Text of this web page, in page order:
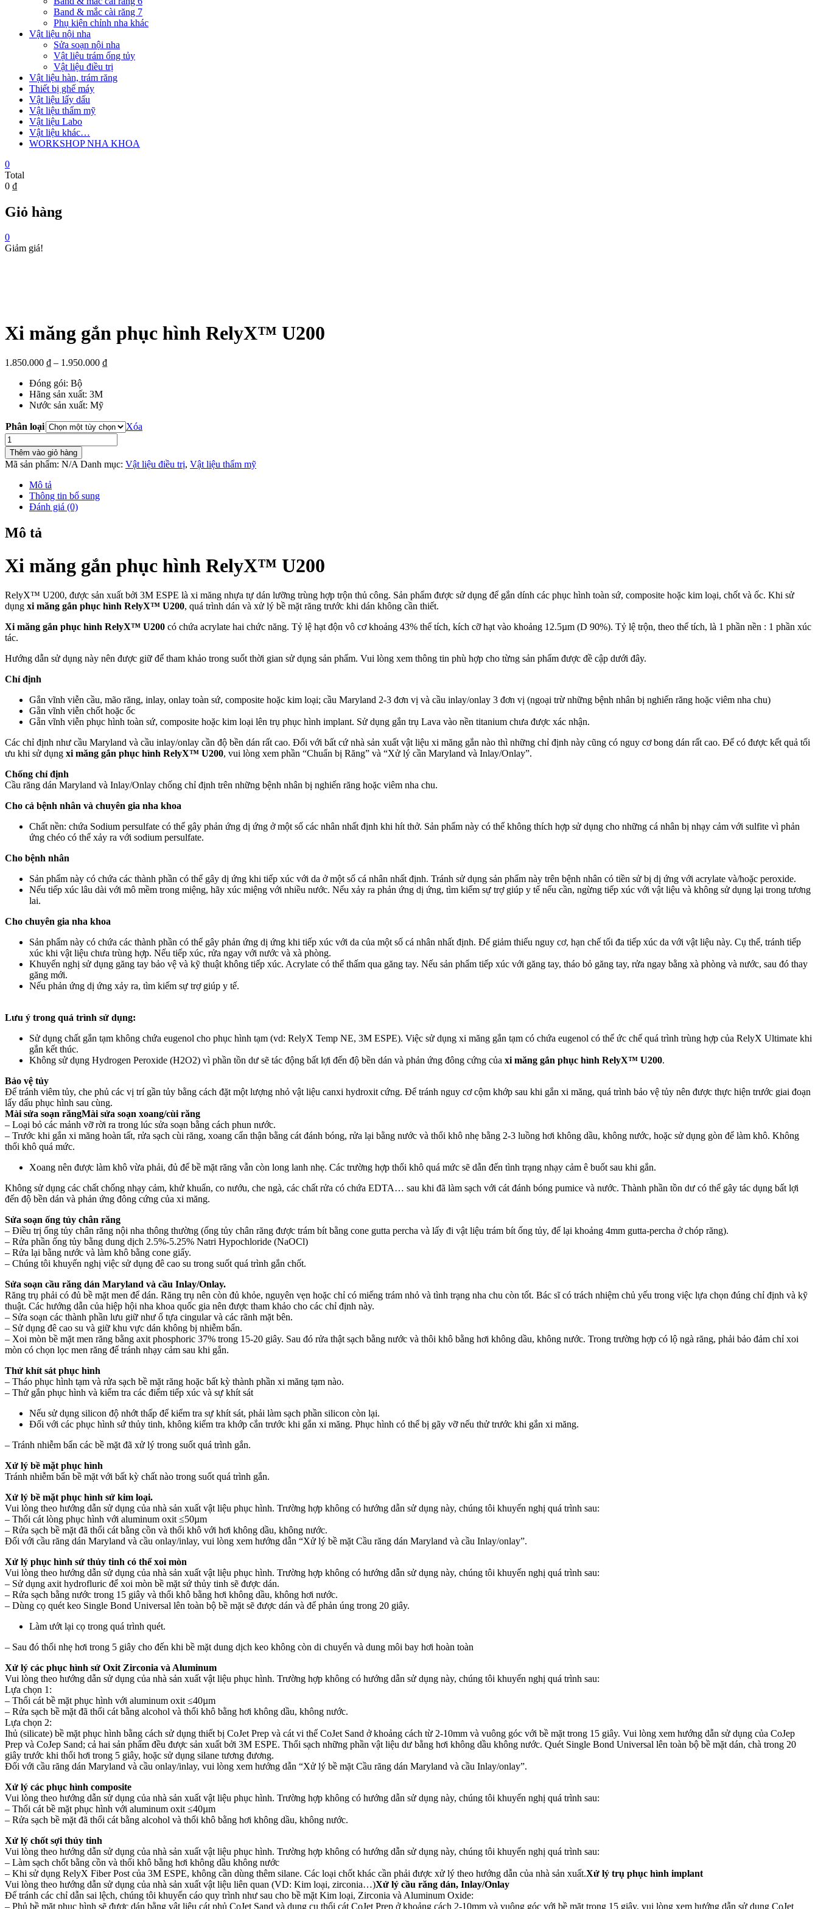
Band & mắc cài răng 7
Phụ kiện chỉnh nha khác
Vật liệu nội nha
Sửa soạn nội nha
Vật liệu trám ống tủy
Vật liệu điều trị
Vật liệu hàn, trám răng
Thiết bị ghế máy
Vật liệu lấy dấu
Vật liệu thẩm mỹ
Vật liệu Labo
Vật liệu khác…
WORKSHOP NHA KHOA
0
Total
0 ₫
Giỏ hàng
0
Giảm giá!
Xi măng gắn phục hình RelyX™ U200
1.850.000 ₫ – 1.950.000 ₫
Đóng gói: Bộ
Hãng sản xuất: 3M
Nước sản xuất: Mỹ
Phân loại
Xóa
Xi
măng
gắn
phục
hình
RelyX™
U200
lượng
Thêm vào giỏ hàng
Mã sản phẩm: N/A Danh mục: Vật liệu điều trị, Vật liệu thẩm mỹ
Mô tả
Thông tin bổ sung
Đánh giá (0)
Mô tả
Xi măng gắn phục hình RelyX™ U200
RelyX™ U200, được sản xuất bởi 3M ESPE là xi măng nhựa tự dán lưỡng trùng hợp trộn thủ công. Sản phẩm được sử dụng để gắn dính các phục hình toàn sứ, composite hoặc kim loại, chốt và ốc. Khi sử
dụng xi măng gắn phục hình RelyX™ U200, quá trình dán và xử lý bề mặt răng trước khi dán không cần thiết.
Xi măng gắn phục hình RelyX™ U200 có chứa acrylate hai chức năng. Tỷ lệ hạt độn vô cơ khoảng 43% thể tích, kích cỡ hạt vào khoảng 12.5µm (D 90%). Tỷ lệ trộn, theo thể tích, là 1 phần nền : 1 phần xúc
tác.
Hướng dẫn sử dụng này nên được giữ để tham khảo trong suốt thời gian sử dụng sản phẩm. Vui lòng xem thông tin phù hợp cho từng sản phẩm được đề cập dưới đây.
Chỉ định
Gắn vĩnh viễn cầu, mão răng, inlay, onlay toàn sứ, composite hoặc kim loại; cầu Maryland 2-3 đơn vị và cầu inlay/onlay 3 đơn vị (ngoại trừ những bệnh nhân bị nghiến răng hoặc viêm nha chu)
Gẵn vĩnh viễn chốt hoặc ốc
Gẵn vĩnh viễn phục hình toàn sứ, composite hoặc kim loại lên trụ phục hình implant. Sử dụng gắn trụ Lava vào nền titanium chưa được xác nhận.
Các chỉ định như cầu Maryland và cầu inlay/onlay cần độ bền dán rất cao. Đối với bất cứ nhà sản xuất vật liệu xi măng gắn nào thì những chỉ định này cũng có nguy cơ bong dán rất cao. Để có được kết quả tối
ưu khi sử dụng xi măng gắn phục hình RelyX™ U200, vui lòng xem phần “Chuẩn bị Răng” và “Xử lý cần Maryland và Inlay/Onlay”.
Chống chỉ định
Cầu răng dán Maryland và Inlay/Onlay chống chỉ định trên những bệnh nhân bị nghiến răng hoặc viêm nha chu.
Cho cả bệnh nhân và chuyên gia nha khoa
Chất nền: chứa Sodium persulfate có thể gây phản ứng dị ứng ở một số các nhân nhất định khi hít thở. Sản phẩm này có thể không thích hợp sử dụng cho những cá nhân bị nhạy cảm với sulfite vì phản
ứng chéo có thể xảy ra với sodium persulfate.
Cho bệnh nhân
Sản phẩm này có chứa các thành phần có thể gây dị ứng khi tiếp xúc với da ở một số cá nhân nhất định. Tránh sử dụng sản phẩm này trên bệnh nhân có tiền sử bị dị ứng với acrylate và/hoặc peroxide.
Nếu tiếp xúc lâu dài với mô mềm trong miệng, hãy xúc miệng với nhiều nước. Nếu xảy ra phản ứng dị ứng, tìm kiếm sự trợ giúp y tế nếu cần, ngừng tiếp xúc với vật liệu và không sử dụng lại trong tương
lai.
Cho chuyên gia nha khoa
Sản phẩm này có chứa các thành phần có thể gây phản ứng dị ứng khi tiếp xúc với da của một số cá nhân nhất định. Để giảm thiểu nguy cơ, hạn chế tối đa tiếp xúc da với vật liệu này. Cụ thể, tránh tiếp
xúc khi vật liệu chưa trùng hợp. Nếu tiếp xúc, rửa ngay với nước và xà phòng.
Khuyến nghị sử dụng găng tay bảo vệ và kỹ thuật không tiếp xúc. Acrylate có thể thấm qua găng tay. Nếu sản phẩm tiếp xúc với găng tay, tháo bỏ găng tay, rửa ngay bằng xà phòng và nước, sau đó thay
găng mới.
Nếu phản ứng dị ứng xảy ra, tìm kiếm sự trợ giúp y tế.
Lưu ý trong quá trình sử dụng:
Sử dụng chất gắn tạm không chứa eugenol cho phục hình tạm (vd: RelyX Temp NE, 3M ESPE). Việc sử dụng xi măng gắn tạm có chứa eugenol có thể ức chế quá trình trùng hợp của RelyX Ultimate khi
gắn kết thúc.
Không sử dụng Hydrogen Peroxide (H2O2) vì phần tồn dư sẽ tác động bất lợi đến độ bền dán và phản ứng đông cứng của xi măng gắn phục hình RelyX™ U200.
Bảo vệ tủy
Để tránh viêm tủy, che phủ các vị trí gần tủy bằng cách đặt một lượng nhỏ vật liệu canxi hydroxit cứng. Để tránh nguy cơ cộm khớp sau khi gắn xi măng, quá trình bảo vệ tủy nên được thực hiện trước giai đoạn
lấy dấu phục hình sau cùng.
Mài sửa soạn răngMài sửa soạn xoang/cùi răng
– Loại bỏ các mảnh vỡ rời ra trong lúc sửa soạn bằng cách phun nước.
– Trước khi gắn xi măng hoàn tất, rửa sạch cùi răng, xoang cẩn thận bằng cát đánh bóng, rửa lại bằng nước và thổi khô nhẹ bằng 2-3 luồng hơi không dầu, không nước, hoặc sử dụng gòn để làm khô. Không
thổi khô quá mức.
Xoang nên được làm khô vừa phải, đủ để bề mặt răng vẫn còn long lanh nhẹ. Các trường hợp thổi khô quá mức sẽ dẫn đến tình trạng nhạy cảm ê buốt sau khi gắn.
Không sử dụng các chất chống nhạy cảm, khử khuẩn, co nướu, che ngà, các chất rửa có chứa EDTA… sau khi đã làm sạch với cát đánh bóng pumice và nước. Thành phần tồn dư có thể gây tác dụng bất lợi
đến độ bền dán và phản ứng đông cứng của xi măng.
Sửa soạn ống tủy chân răng
– Điều trị ống tủy chân răng nội nha thông thường (ống tủy chân răng được trám bít bằng cone gutta percha và lấy đi vật liệu trám bít ống tủy, để lại khoảng 4mm gutta-percha ở chóp răng).
– Rửa phần ống tủy bằng dung dịch 2.5%-5.25% Natri Hypochloride (NaOCl)
– Rửa lại bằng nước và làm khô bằng cone giấy.
– Chúng tôi khuyến nghị việc sử dụng đê cao su trong suốt quá trình gắn chốt.
Sửa soạn cầu răng dán Maryland và cầu Inlay/Onlay.
Răng trụ phải có đủ bề mặt men để dán. Răng trụ nên còn đủ khỏe, nguyên vẹn hoặc chỉ có miếng trám nhỏ và tình trạng nha chu còn tốt. Bác sĩ có trách nhiệm chủ yếu trong việc lựa chọn đúng chỉ định và kỹ
thuật. Các hướng dẫn của hiệp hội nha khoa quốc gia nên được tham khảo cho các chỉ định này.
– Sửa soạn các thành phần lưu giữ như ổ tựa cingular và các rãnh mặt bên.
– Sử dụng đê cao su và giữ khu vực dán không bị nhiễm bẩn.
– Xoi mòn bề mặt men răng bằng axit phosphoric 37% trong 15-20 giây. Sau đó rửa thật sạch bằng nước và thôi khô bằng hơi không dầu, không nước. Trong trường hợp có lộ ngà răng, phải bảo đảm chỉ xoi
mòn có chọn lọc men răng để tránh nhạy cảm sau khi gắn.
Thử khít sát phục hình
– Tháo phục hình tạm và rửa sạch bề mặt răng hoặc bất kỳ thành phần xi măng tạm nào.
– Thử gắn phục hình và kiểm tra các điểm tiếp xúc và sự khít sát
Nếu sử dụng silicon độ nhớt thấp để kiểm tra sự khít sát, phải làm sạch phần silicon còn lại.
Đối với các phục hình sứ thủy tinh, không kiểm tra khớp cắn trước khi gắn xi măng. Phục hình có thể bị gãy vỡ nếu thử trước khi gắn xi măng.
– Tránh nhiễm bẩn các bề mặt đã xử lý trong suốt quá trình gắn.
Xử lý bề mặt phục hình
Tránh nhiễm bẩn bề mặt với bất kỳ chất nào trong suốt quá trình gắn.
Xử lý bề mặt phục hình sứ kim loại.
Vui lòng theo hướng dẫn sử dụng của nhà sản xuất vật liệu phục hình. Trường hợp không có hướng dẫn sử dụng này, chúng tôi khuyến nghị quá trình sau:
– Thổi cát lòng phục hình với aluminum oxit ≤50µm
– Rửa sạch bề mặt đã thổi cát bằng cồn và thổi khô với hơi không dầu, không nước.
Đối với cầu răng dán Maryland và cầu onlay/inlay, vui lòng xem hướng dẫn “Xử lý bề mặt Cầu răng dán Maryland và cầu Inlay/onlay”.
Xử lý phục hình sứ thủy tinh có thể xoi mòn
Vui lòng theo hướng dẫn sử dụng của nhà sản xuất vật liệu phục hình. Trường hợp không có hướng dẫn sử dụng này, chúng tôi khuyến nghị quá trình sau:
– Sử dụng axit hydrofluric để xoi mòn bề mặt sứ thủy tinh sẽ được dán.
– Rửa sạch bằng nước trong 15 giây và thổi khô bằng hơi không dầu, không hơi nước.
– Dùng cọ quét keo Single Bond Universal lên toàn bộ bề mặt sẽ được dán và để phản úng trong 20 giây.
Làm ướt lại cọ trong quá trình quét.
– Sau đó thổi nhẹ hơi trong 5 giây cho đến khi bề mặt dung dịch keo không còn di chuyển và dung môi bay hơi hoàn toàn
Xử lý các phục hình sứ Oxit Zirconia và Aluminum
Vui lòng theo hướng dẫn sử dụng của nhà sản xuất vật liệu phục hình. Trường hợp không có hướng dẫn sử dụng này, chúng tôi khuyến nghị quá trình sau:
Lựa chọn 1:
– Thổi cát bề mặt phục hình với aluminum oxit ≤40µm
– Rửa sạch bề mặt đã thổi cát bằng alcohol và thổi khô bằng hơi không dầu, không nước.
Lựa chọn 2:
Ihủ (silicate) bề mặt phục hình bằng cách sử dụng thiết bị CoJet Prep và cát vi thể CoJet Sand ở khoảng cách từ 2-10mm và vuông góc với bề mặt trong 15 giây. Vui lòng xem hướng dẫn sử dụng của CoJep
Prep và CoJep Sand; cả hai sản phẩm đều được sản xuất bởi 3M ESPE. Thổi sạch những phần vật liệu dư bằng hơi không dầu không nước. Quét Single Bond Universal lên toàn bộ bề mặt dán, chà trong 20
giây trước khi thổi hơi trong 5 giây, hoặc sử dụng silane tương đương.
Đối với cầu răng dán Maryland và cầu onlay/inlay, vui lòng xem hướng dẫn “Xử lý bề mặt Cầu răng dán Maryland và cầu Inlay/onlay”.
Xử lý các phục hình composite
Vui lòng theo hướng dẫn sử dụng của nhà sản xuất vật liệu phục hình. Trường hợp không có hướng dẫn sử dụng này, chúng tôi khuyến nghị quá trình sau:
– Thổi cát bề mặt phục hình với aluminum oxit ≤40µm
– Rửa sạch bề mặt đã thổi cát bằng alcohol và thổi khô bằng hơi không dầu, không nước.
Xử lý chốt sợi thủy tinh
Vui lòng theo hướng dẫn sử dụng của nhà sản xuất vật liệu phục hình. Trường hợp không có hướng dẫn sử dụng này, chúng tôi khuyến nghị quá trình sau:
– Làm sạch chốt bằng cồn và thổi khô bằng hơi không dầu không nước
– Khi sử dụng RelyX Fiber Post của 3M ESPE, không cần dùng thêm silane. Các loại chốt khác cần phải được xử lý theo hướng dẫn của nhà sản xuất.Xử lý trụ phục hình implant
Vui lòng theo hướng dẫn sử dụng của nhà sản xuất vật liệu liên quan (VD: Kim loại, zirconia…)Xử lý cầu răng dán, Inlay/Onlay
Để tránh các chỉ dẫn sai lệch, chúng tôi khuyến cáo quy trình như sau cho bề mặt Kim loại, Zirconia và Aluminum Oxide:
– Phủ bề mặt phục hình sẽ được dán bằng vật liệu cát phủ CoJet Sand và dụng cụ thổi cát CoJet Prep ở khoảng cách 2-10mm và vuông góc với bề mặt trong 15 giây, vui lòng xem hướng dẫn sử dụng CoJet